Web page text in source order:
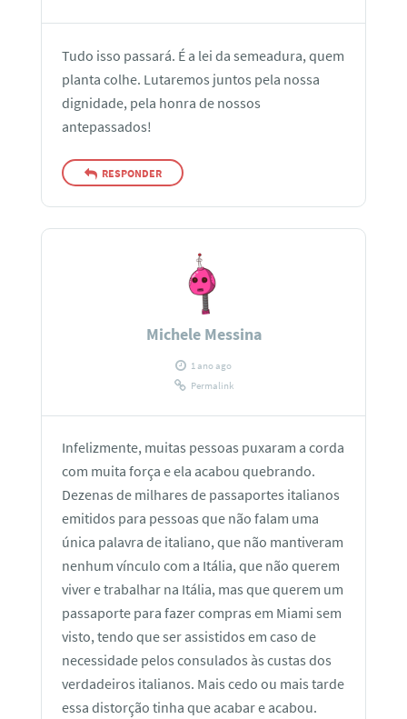
Tudo isso passará. É a lei da semeadura, quem
planta colhe. Lutaremos juntos pela nossa
dignidade, pela honra de nossos
antepassados!
RESPONDER
Michele Messina
1 ano ago
Permalink
Infelizmente, muitas pessoas puxaram a corda
com muita força e ela acabou quebrando.
Dezenas de milhares de passaportes italianos
emitidos para pessoas que não falam uma
única palavra de italiano, que não mantiveram
nenhum vínculo com a Itália, que não querem
viver e trabalhar na Itália, mas que querem um
passaporte para fazer compras em Miami sem
visto, tendo que ser assistidos em caso de
necessidade pelos consulados às custas dos
verdadeiros italianos. Mais cedo ou mais tarde
essa distorção tinha que acabar e acabou.